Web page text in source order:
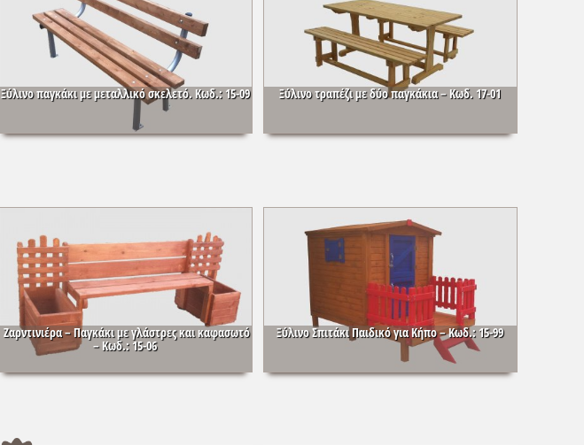
Ξύλινο παγκάκι με μεταλλικό σκελετό. Κωδ.: 15-09 Ξύλινο τραπέζι με δύο παγκάκια – Κωδ. 17-01
Ζαρντινιέρα – Παγκάκι με γλάστρες και καφασωτό
– Κωδ.: 15-06
Ξύλινο Σπιτάκι Παιδικό για Κήπο – Κωδ.: 15-99